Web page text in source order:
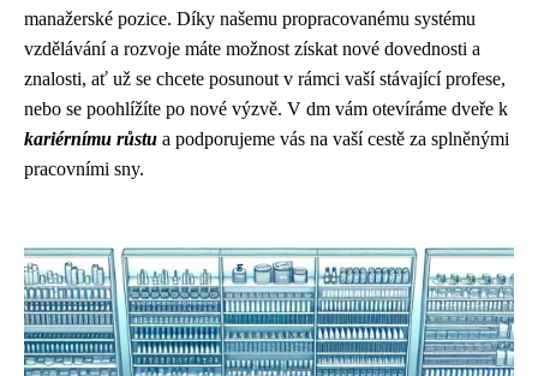
manažerské pozice. Díky našemu propracovanému systému
vzdělávání a rozvoje máte možnost získat nové dovednosti a
znalosti, ať už se chcete posunout v rámci vaší stávající profese,
nebo se poohlížíte po nové výzvě. V dm vám otevíráme dveře k
kariérnímu růstu a podporujeme vás na vaší cestě za splněnými
pracovními sny.